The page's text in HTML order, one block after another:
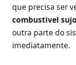
que precisa ser
combustivel
outra parte do
imediatamente.